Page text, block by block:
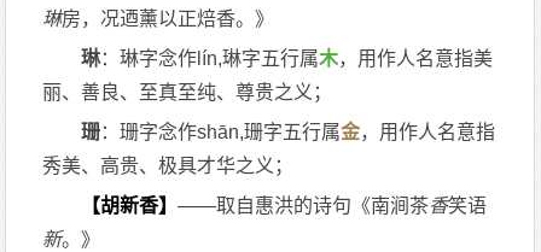
琳房，况迺薰以正焙香。》
琳：琳字念作lín,琳字五行属木，用作人名意指美
丽、善良、至真至纯、尊贵之义；
珊：珊字念作shān,珊字五行属金，用作人名意指
秀美、高贵、极具才华之义；
【胡新香】——取自惠洪的诗句《南涧茶香笑语
新。》